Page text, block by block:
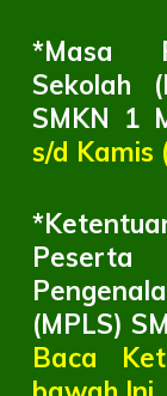
*Masa
Sekolah
SMKN 1
s/d Kamis
*
(MPLS)
Baca